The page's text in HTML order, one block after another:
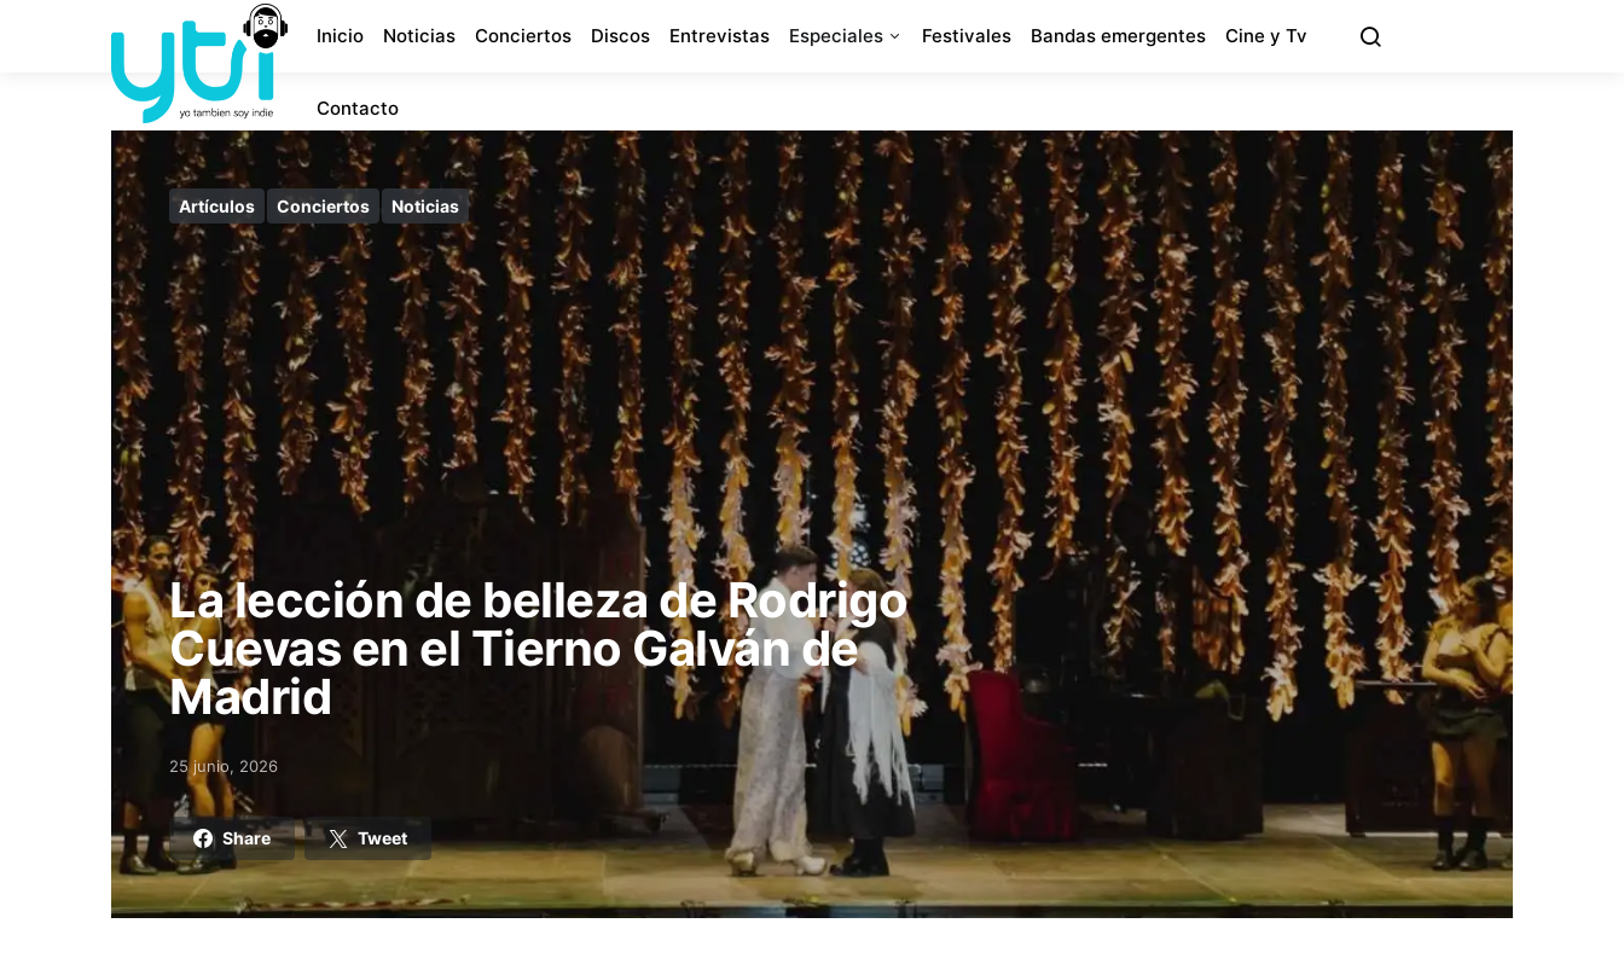
Inicio Noticias Conciertos Discos Entrevistas Especiales Festivales Bandas emergentes Cine y Tv
Contacto
Artículos Conciertos Noticias
La lección de belleza de Rodrigo
Cuevas en el Tierno Galván de
Madrid
Posted on
25 junio, 2026
Share Tweet